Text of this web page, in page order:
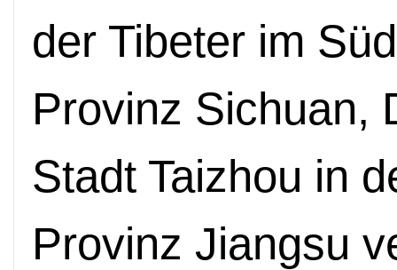
der Tibeter im
Provinz Sichuan,
Stadt Taizhou in
Provinz Jiangsu